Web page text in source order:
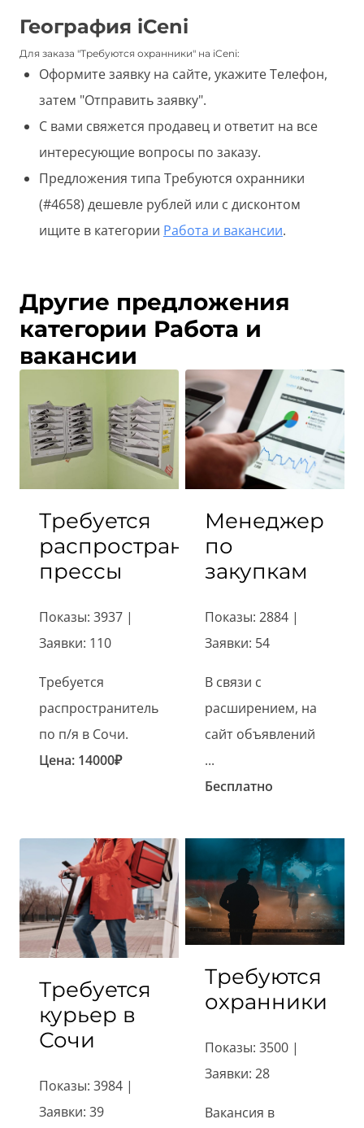
География iCeni
Для заказа "Требуются охранники" на iCeni:
Оформите заявку на сайте, укажите Телефон,
затем "Отправить заявку".
С вами свяжется продавец и ответит на все
интересующие вопросы по заказу.
Предложения типа Требуются охранники
(#4658) дешевле рублей или с дисконтом
ищите в категории Работа и вакансии.
Другие предложения
категории Работа и
вакансии
Требуется
распространитель
прессы
Показы: 3937 |
Заявки: 110
Требуется
распространитель
по п/я в Сочи.
Цена: 14000₽
Менеджер
по
закупкам
Показы: 2884 |
Заявки: 54
В связи с
расширением, на
сайт объявлений
...
Бесплатно
Требуется
курьер в
Сочи
Показы: 3984 |
Заявки: 39
Требуются
охранники
Показы: 3500 |
Заявки: 28
Вакансия в